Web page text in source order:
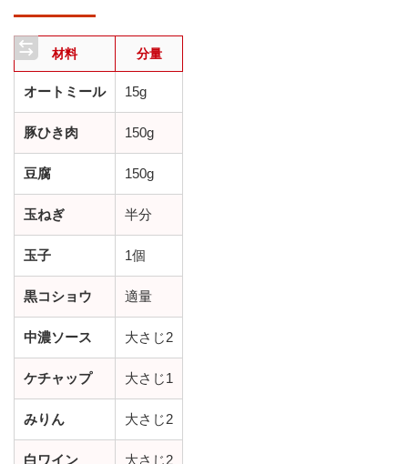
材料 分量
オートミール 15g
豚ひき肉 150g
豆腐 150g
玉ねぎ 半分
玉子 1個
黒コショウ 適量
中濃ソース 大さじ2
ケチャップ 大さじ1
みりん 大さじ2
白ワイン 大さじ2